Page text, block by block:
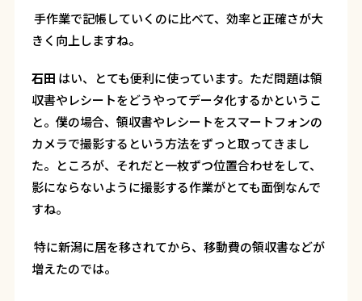
―― 手作業で記帳していくのに比べて、効率と正確さが大
きく向上しますね。
石田 はい、とても便利に使っています。ただ問題は領
収書やレシートをどうやってデータ化するかというこ
と。僕の場合、領収書やレシートをスマートフォンの
カメラで撮影するという方法をずっと取ってきまし
た。ところが、それだと一枚ずつ位置合わせをして、
影にならないように撮影する作業がとても面倒なんで
すね。
―― 特に新潟に居を移されてから、移動費の領収書などが
増えたのでは。